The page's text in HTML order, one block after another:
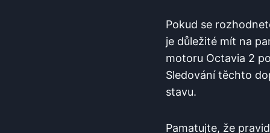
Pokud se
je důležité mít na
motoru Octavia 2
Sledování těchto
stavu.
Pamatujte, že